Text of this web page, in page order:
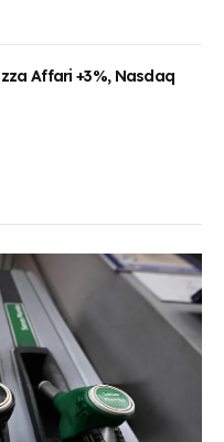
Affari +3%, Nasdaq